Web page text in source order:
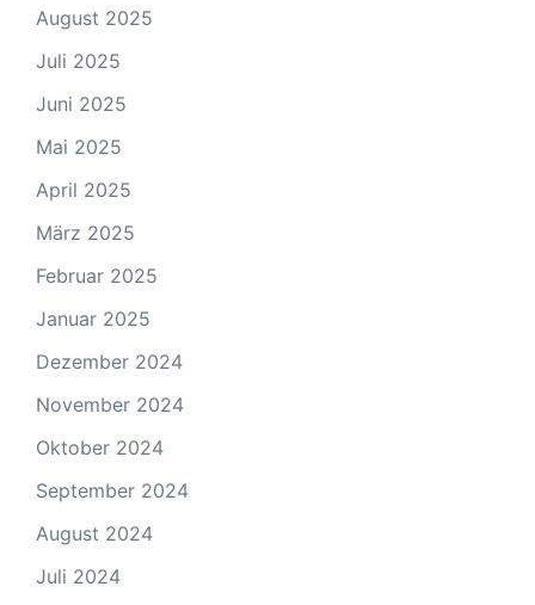
August 2025
Juli 2025
Juni 2025
Mai 2025
April 2025
März 2025
Februar 2025
Januar 2025
Dezember 2024
November 2024
Oktober 2024
September 2024
August 2024
Juli 2024